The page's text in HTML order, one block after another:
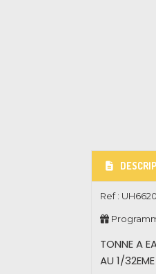
Ref : UH6620
TONNE A
AU 1/32EME